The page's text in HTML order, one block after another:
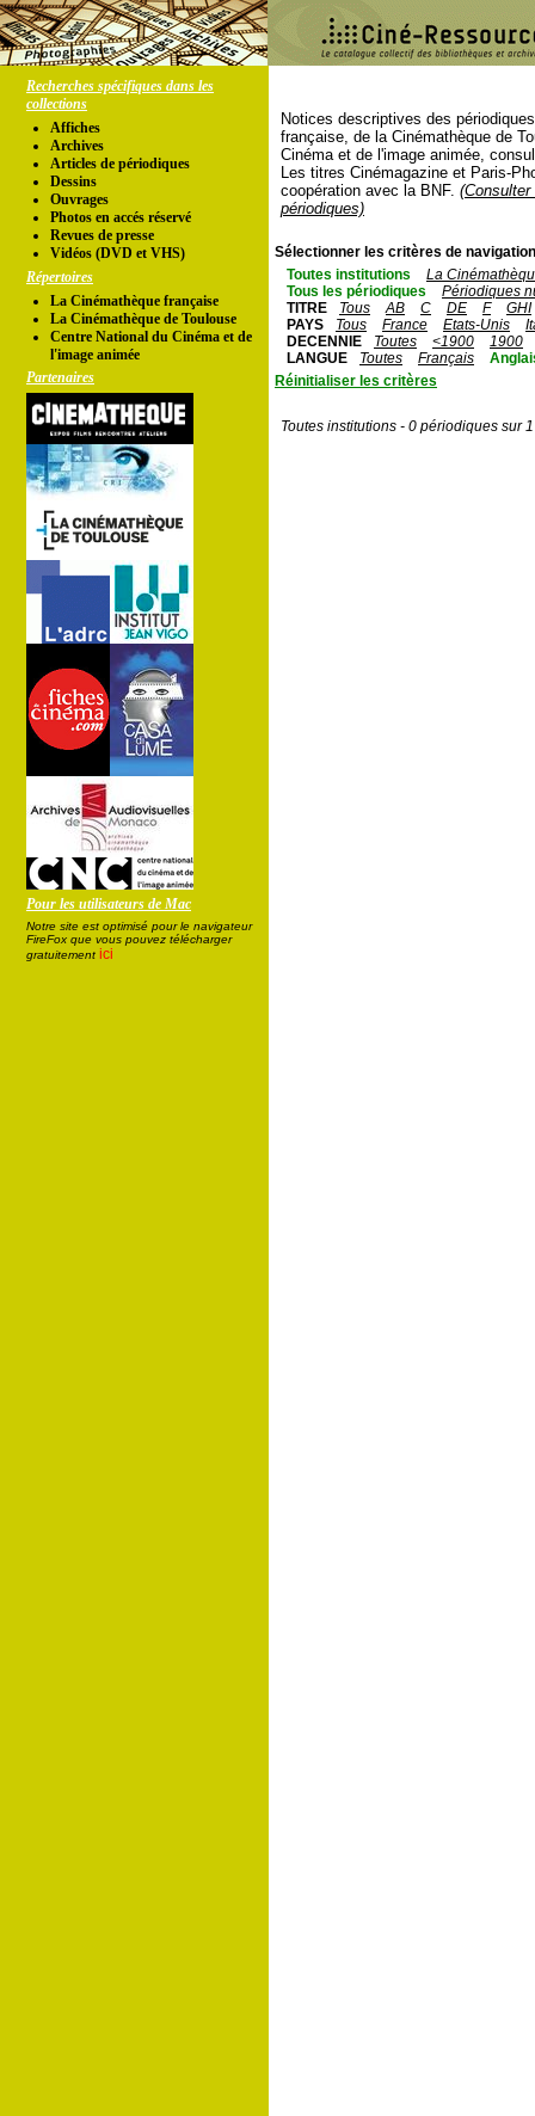
Recherches spécifiques dans les
collections
Affiches
Archives
Articles de périodiques
Dessins
Ouvrages
Photos en accés réservé
Revues de presse
Vidéos (DVD et VHS)
Répertoires
La Cinémathèque française
La Cinémathèque de Toulouse
Centre National du Cinéma et de
l'image animée
Partenaires
Pour les utilisateurs de Mac
Notre site est optimisé pour le navigateur
FireFox que vous pouvez télécharger
gratuitement ici
Notices descriptives des
française, de la Cinémathèque de
Cinéma et de l'image animée,
Les titres Cinémagazine et Paris-
coopération avec la BNF.
périodiques)
Sélectionner les critères de
Toutes institutions
La
Tous les périodiques
Périodiques
TITRE
Tous AB C DE F
GHI
PAYS
Tous France Etats-Unis
DECENNIE
Toutes <1900
1900
LANGUE
Toutes Français
Réinitialiser les critères
Toutes institutions - 0 périodiques sur